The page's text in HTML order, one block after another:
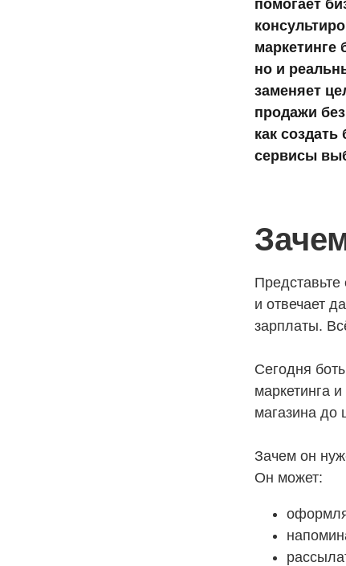
помогает
маркетинге
но и
заменяет
продажи
как
сервисы
Представьте
и отвечает
зарплаты.
Сегодня
маркетинга
магазина до
Зачем он
Он может: